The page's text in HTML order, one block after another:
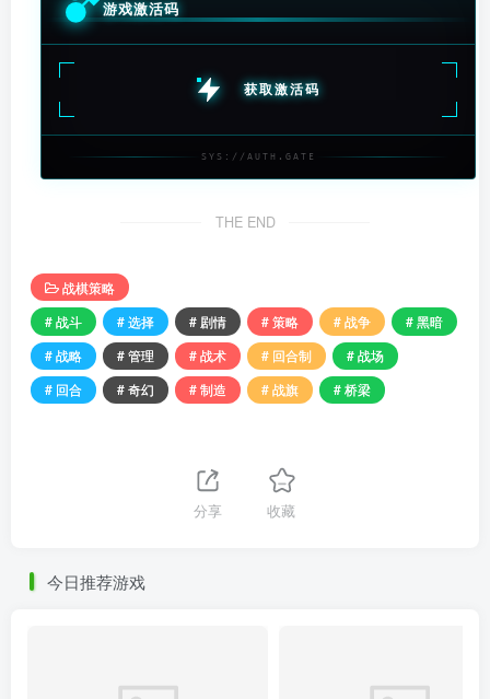
游戏激活码
获取激活码
SYS://AUTH.GATE
THE END
战棋策略
# 战斗
# 选择 # 剧情 # 策略 # 战争
# 黑暗
# 战略
# 管理 # 战术 # 回合制
# 战场
# 回合
# 奇幻 # 制造 # 战旗 # 桥梁
分享 收藏
今日推荐游戏